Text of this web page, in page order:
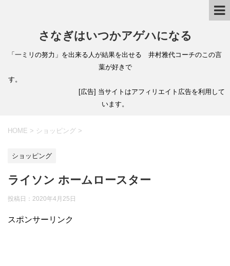
さなぎはいつかアゲハになる
「一ミリの努力」を出来る人が結果を出せる 井村雅代コーチのこの言
葉が好きで
す。
[広告] 当サイトはアフィリエイト広告を利用して
います。
HOME > ショッピング >
ショッピング
ライソン ホームロースター
投稿日： 2020年4月25日
スポンサーリンク